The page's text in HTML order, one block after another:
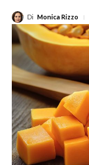
Di Monica Rizzo